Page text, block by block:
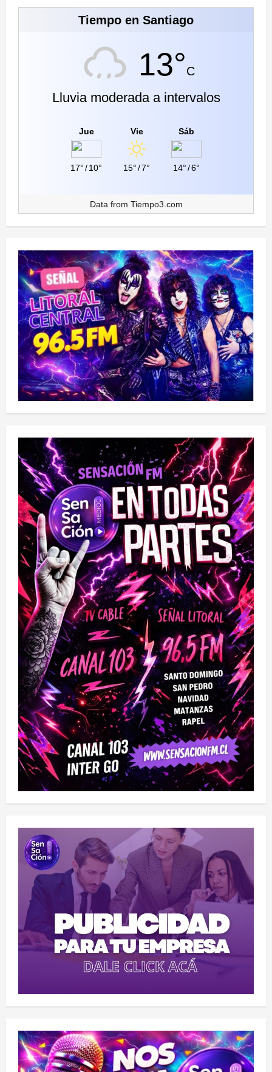
Tiempo en Santiago
13°C
Lluvia moderada a intervalos
Jue
17°/10°
Vie
15°/7°
Sáb
14°/6°
Data from Tiempo3.com